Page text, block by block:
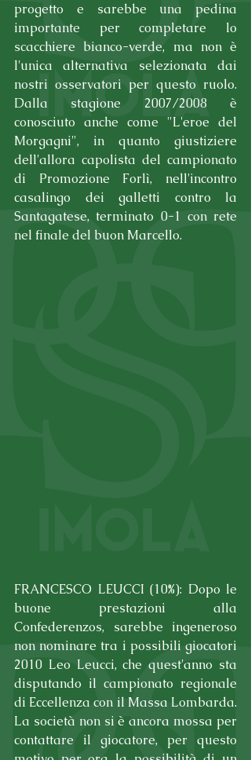
progetto e sarebbe una pedina
importante per completare lo
scacchiere bianco-verde, ma non è
l'unica alternativa selezionata dai
nostri osservatori per questo ruolo.
Dalla stagione 2007/2008 è
conosciuto anche come "L'eroe del
Morgagni", in quanto giustiziere
dell'allora capolista del campionato
di Promozione Forlì, nell'incontro
casalingo dei galletti contro la
Santagatese, terminato 0-1 con rete
nel finale del buon Marcello.
FRANCESCO LEUCCI (10%): Dopo le
buone prestazioni alla
Confederenzos, sarebbe ingeneroso
non nominare tra i possibili giocatori
2010 Leo Leucci, che quest'anno sta
disputando il campionato regionale
di Eccellenza con il Massa Lombarda.
La società non si è ancora mossa per
contattare il giocatore, per questo